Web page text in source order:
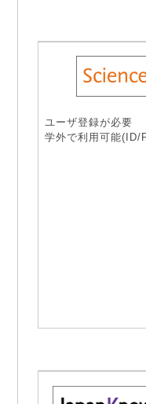
ユーザ登録が必要
学外で利用可能(ID/